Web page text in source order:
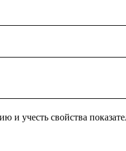
и учесть свойства